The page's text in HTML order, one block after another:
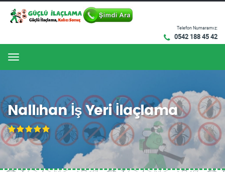
Telefon Numaramız:
0542 188 45 42
Menu
Nallıhan İş Yeri İlaçlama